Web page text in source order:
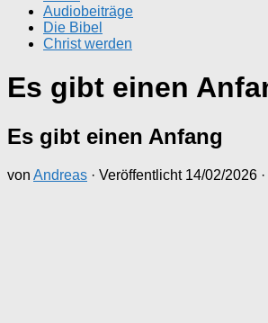
Audiobeiträge
Die Bibel
Christ werden
Es gibt einen
Es gibt einen Anfang
von Andreas · Veröffentlicht 14/02/2026